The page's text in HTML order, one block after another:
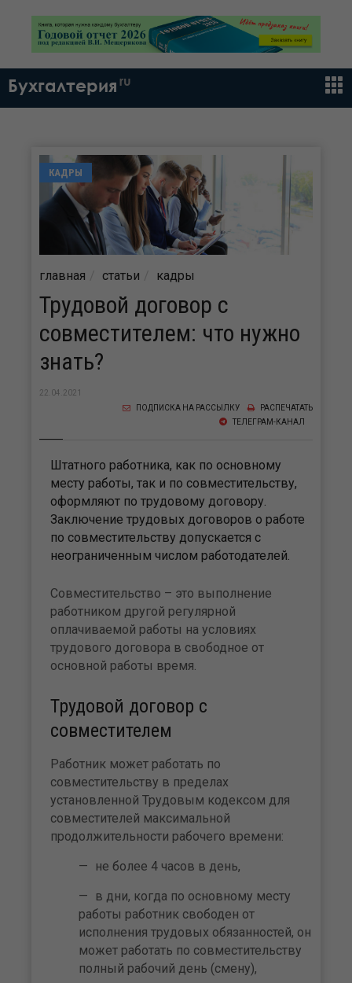
Бухгалтерия ru
КАДРЫ
главная статьи кадры
Трудовой договор с
совместителем: что нужно
знать?
22.04.2021
РАСПЕЧАТАТЬ
ПОДПИСКА НА РАССЫЛКУ
ТЕЛЕГРАМ-КАНАЛ
Штатного работника, как по основному
месту работы, так и по совместительству,
оформляют по трудовому договору.
Заключение трудовых договоров о работе
по совместительству допускается с
неограниченным числом работодателей.
Совместительство – это выполнение
работником другой регулярной
оплачиваемой работы на условиях
трудового договора в свободное от
основной работы время.
Трудовой договор с
совместителем
Работник может работать по
совместительству в пределах
установленной Трудовым кодексом для
совместителей максимальной
продолжительности рабочего времени:
не более 4 часов в день,
в дни, когда по основному месту
работы работник свободен от
исполнения трудовых обязанностей, он
может работать по совместительству
полный рабочий день (смену),